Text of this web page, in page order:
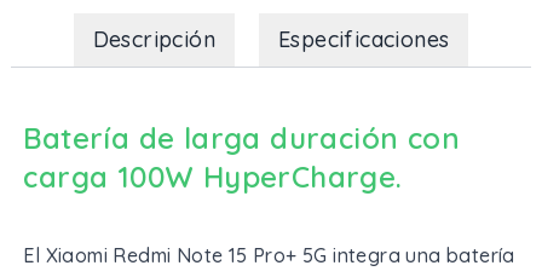
Descripción Especificaciones
Batería de larga duración con
carga 100W HyperCharge.
El Xiaomi Redmi Note 15 Pro+ 5G integra una batería